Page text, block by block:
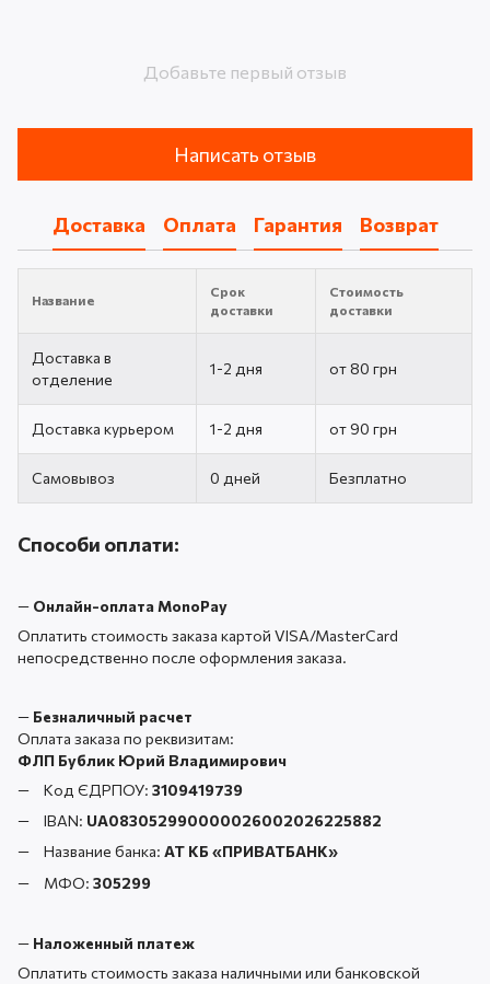
Добавьте первый отзыв
Написать отзыв
Доставка Оплата Гарантия Возврат
Название
Срок
доставки
Стоимость
доставки
Доставка в
отделение
1-2 дня от 80 грн
Доставка курьером 1-2 дня от 90 грн
Самовывоз 0 дней Безплатно
Способи оплати:
— Онлайн-оплата MonoPay
Оплатить стоимость заказа картой VISA/MasterCard
непосредственно после оформления заказа.
— Безналичный расчет
Оплата заказа по реквизитам:
ФЛП Бублик Юрий Владимирович
Код ЄДРПОУ: 3109419739
IBAN: UA083052990000026002026225882
Название банка: АТ КБ «ПРИВАТБАНК»
МФО: 305299
— Наложенный платеж
Оплатить стоимость заказа наличными или банковской